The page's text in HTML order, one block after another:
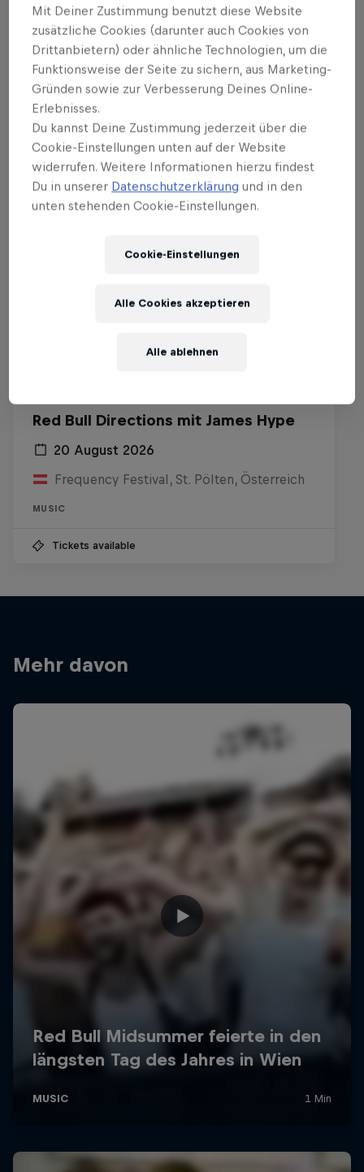
Filme & Serien1 Staffel · 1 Folge
MUSIC
Events
Red Bull Directions mit James Hype
20 August 2026
Frequency Festival, St. Pölten, Österreich
MUSIC
Tickets available
Mehr davon
Mit Deiner Zustimmung benutzt diese Website
zusätzliche Cookies (darunter auch Cookies von
Drittanbietern) oder ähnliche Technologien, um die
Funktionsweise der Seite zu sichern, aus Marketing-
Gründen sowie zur Verbesserung Deines Online-
Erlebnisses.
Du kannst Deine Zustimmung jederzeit über die
Cookie-Einstellungen unten auf der Website
widerrufen. Weitere Informationen hierzu findest
Du in unserer Datenschutzerklärung und in den
unten stehenden Cookie-Einstellungen.
Cookie-Einstellungen
Alle ablehnen
Alle Cookies akzeptieren